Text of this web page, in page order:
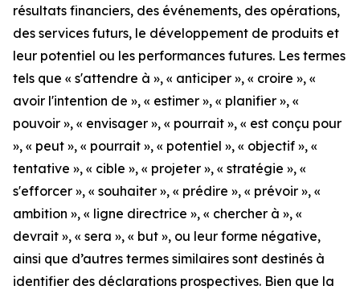
résultats financiers, des événements, des opérations,
des services futurs, le développement de produits et
leur potentiel ou les performances futures. Les termes
tels que « s'attendre à », « anticiper », « croire », «
avoir l'intention de », « estimer », « planifier », «
pouvoir », « envisager », « pourrait », « est conçu pour
», « peut », « pourrait », « potentiel », « objectif », «
tentative », « cible », « projeter », « stratégie », «
s'efforcer », « souhaiter », « prédire », « prévoir », «
ambition », « ligne directrice », « chercher à », «
devrait », « sera », « but », ou leur forme négative,
ainsi que d’autres termes similaires sont destinés à
identifier des déclarations prospectives. Bien que la